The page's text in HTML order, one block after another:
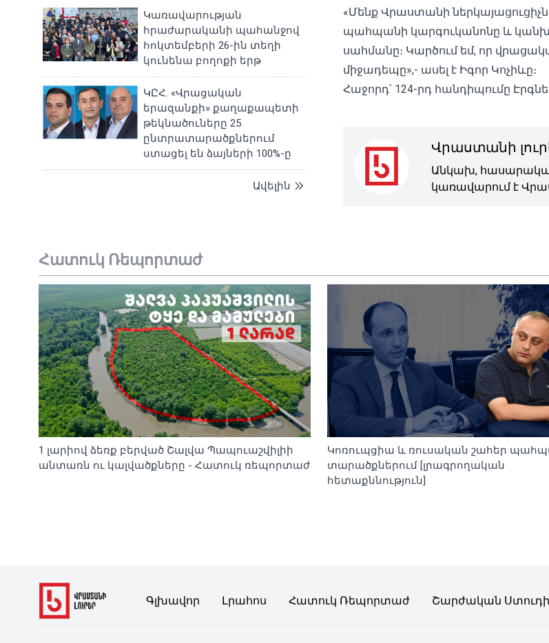
Կառավարության
հրաժարականի պահանջով
հոկտեմբերի 26-ին տեղի
կունենա բողոքի երթ
ԿԸՀ. «Վրացական
երազանքի» քաղաքապետի
թեկնածուները 25
ընտրատարածքներում
ստացել են ձայների 100%-ը
Ավելին
«Մենք Վրաստանի
պահպանի կարգուկանոնը և
սահմանը։ Կարծում եմ, որ
միջադեպը»,- ասել է Իգոր Կոչիևը։
Հաջորդ՝ 124-րդ հանդիպումը
Վրաստանի
Անկախ,
կառավարում է
Հատուկ Ռեպորտաժ
1 լարիով ձեռք բերված Շալվա Պապուաշվիլիի
անտառն ու կալվածքները - Հատուկ ռեպորտաժ
Կոռուպցիա և ռուսական շահեր
տարածքներում [լրագրողական
հետաքննություն]
Գլխավոր Լրահոս Հատուկ Ռեպորտաժ Շարժական